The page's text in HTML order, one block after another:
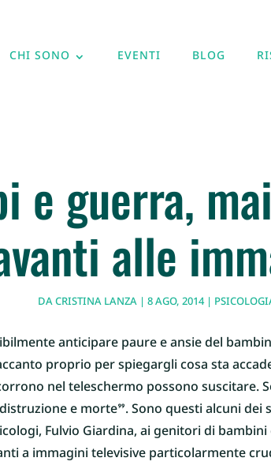
CHI SONO EVENTI BLOG
e guerra,
alle
DACRISTINA LANZA |8 AGO, 2014|
anticipare paure e ansie del
proprio per spiegargli cosa sta
nel teleschermo possono suscitare.
e morte”. Sono questi alcuni
Fulvio Giardina, ai genitori di
a immagini televisive particolarmente